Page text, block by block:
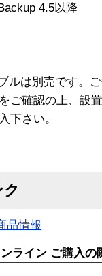
4.5以降
ルは別売です。
ご確認の上、設
下さい。
品情報
ライン ご購入の